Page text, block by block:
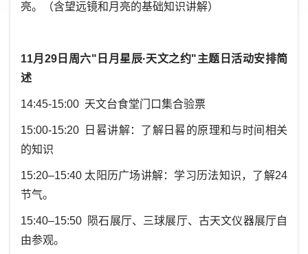
亮。（含望远镜和月亮的基础知识讲解）
11月29日周六"日月星辰·天文之约"主题日活动安排简
述
14:45-15:00 天文台食堂门口集合验票
15:00-15:20 日晷讲解：了解日晷的原理和与时间相关
的知识
15:20–15:40 太阳历广场讲解：学习历法知识，了解24
节气。
15:40–15:50 陨石展厅、三球展厅、古天文仪器展厅自
由参观。